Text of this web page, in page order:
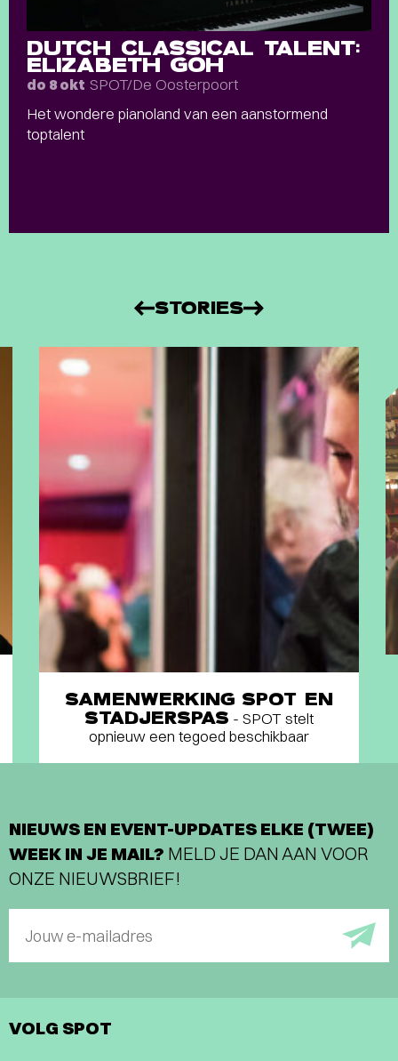
DUTCH CLASSICAL TALENT:
ELIZABETH GOH
do 8 okt SPOT/De Oosterpoort
Het wondere pianoland van een aanstormend
toptalent
STORIES
SAMENWERKING SPOT EN
STADJERSPAS - SPOT stelt
opnieuw een tegoed beschikbaar
NIEUWS EN EVENT-UPDATES ELKE (TWEE)
WEEK IN JE MAIL? MELD JE DAN AAN VOOR
ONZE NIEUWSBRIEF!
Jouw e-mailadres
VOLG SPOT